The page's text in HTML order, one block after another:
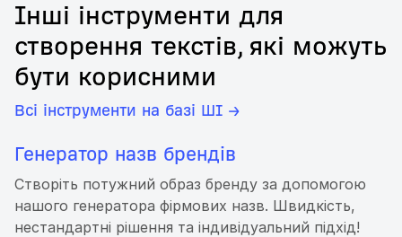
Інші інструменти для
створення текстів, які можуть
бути корисними
Всі інструменти на базі ШІ →
Генератор назв брендів
Створіть потужний образ бренду за допомогою
нашого генератора фірмових назв. Швидкість,
нестандартні рішення та індивідуальний підхід!